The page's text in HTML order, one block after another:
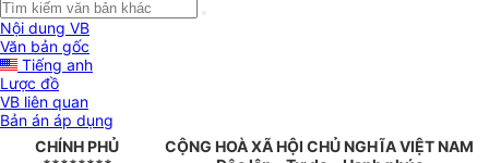
Nội dung VB
Văn bản gốc
Tiếng anh
Lược đồ
VB liên quan
Bản án áp dụng
CHÍNH PHỦ
CỘNG HOÀ XÃ HỘI CHỦ NGHĨA VIỆT NAM